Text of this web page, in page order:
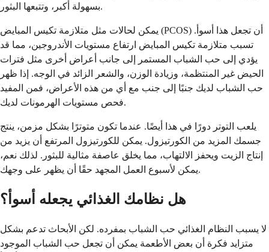
بسهولة أكبر، وتتبعها البثور.
يمكن لحالات مثل متلازمة تكيس المبايض (PCOS) أن تجعل هذا أسوأ.
تسبب متلازمة تكيس المبايض ارتفاع مستويات الأندروجين، مما قد
يؤدي إلى حب الشباب المستمر إلى جانب أعراض أخرى مثل فترات
الحيض غير المنتظمة، وزيادة الوزن، والشعر الزائد في الوجه. إذا ظهر
حب الشباب لديك جنبًا إلى جنب مع أي من هذه الأعراض، فمن المفيد
فحص مستويات الهرمونات لديك.
يلعب التوتر دورًا في هذا أيضًا. عندما تكون متوترًا بشكل مزمن، ينتج
جسمك المزيد من الكورتيزول. يمكن للكورتيزول المرتفع أن يزيد من
إنتاج الزيت ويحفز الالتهاب، مما يخلق عاصفة مثالية للبثور. لذلك نعم،
يمكن لأسبوع العمل المجهد حقًا أن يظهر على وجهك.
هل نظامك الغذائي يجعله أسوأ؟
لا يسبب النظام الغذائي حب الشباب بمفرده. لكن الأبحاث تدعم بشكل
متزايد فكرة أن بعض الأطعمة يمكن أن تجعل حب الشباب الموجود